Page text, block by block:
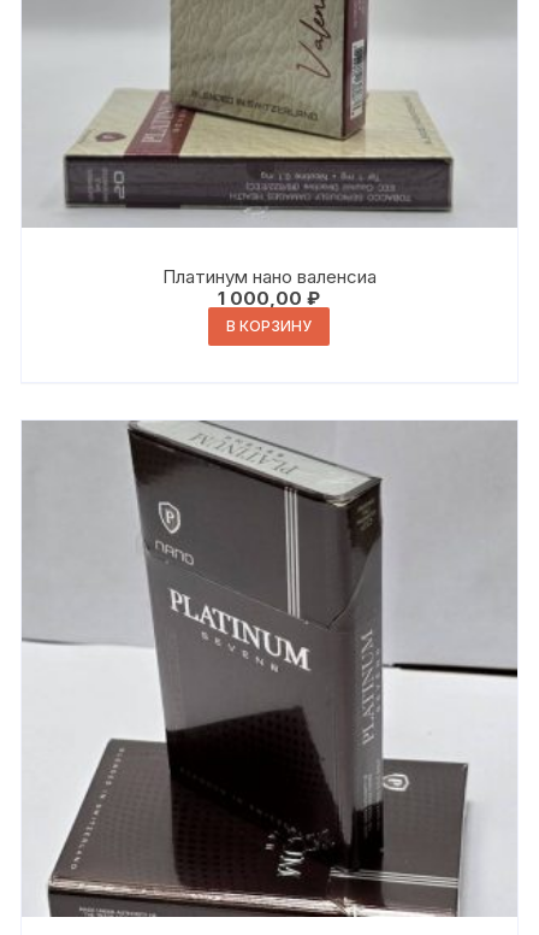
Платинум нано валенсиа
1 000,00₽
В КОРЗИНУ